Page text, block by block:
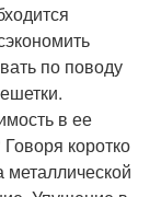
по поводу
в ее
коротко
металлической